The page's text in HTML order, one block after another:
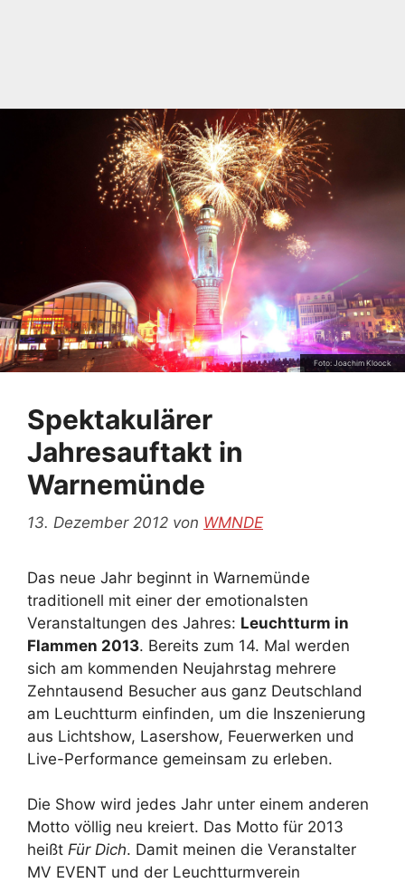
Foto: Joachim Kloock
Spektakulärer
Jahresauftakt in
Warnemünde
13. Dezember 2012 von WMNDE
Das neue Jahr beginnt in Warnemünde
traditionell mit einer der emotionalsten
Veranstaltungen des Jahres: Leuchtturm in
Flammen 2013. Bereits zum 14. Mal werden
sich am kommenden Neujahrstag mehrere
Zehntausend Besucher aus ganz Deutschland
am Leuchtturm einfinden, um die Inszenierung
aus Lichtshow, Lasershow, Feuerwerken und
Live-Performance gemeinsam zu erleben.
Die Show wird jedes Jahr unter einem anderen
Motto völlig neu kreiert. Das Motto für 2013
heißt Für Dich. Damit meinen die Veranstalter
MV EVENT und der Leuchtturmverein